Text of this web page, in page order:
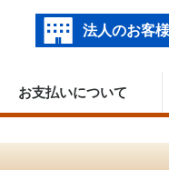
法人のお客様
お支払いについて